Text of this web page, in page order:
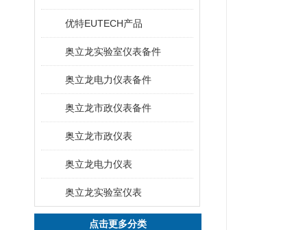
优特EUTECH产品
奥立龙实验室仪表备件
奥立龙电力仪表备件
奥立龙市政仪表备件
奥立龙市政仪表
奥立龙电力仪表
奥立龙实验室仪表
点击更多分类